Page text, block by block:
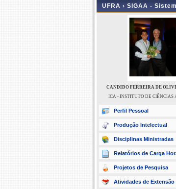
UFRA › SIGAA -
CANDIDO FERREIRA DE
ICA - INSTITUTO DE CIÊNCIAS
Perfil Pessoal
Produção Intelectual
Disciplinas Ministradas
Relatórios de Carga
Projetos de Pesquisa
Atividades de Extensão